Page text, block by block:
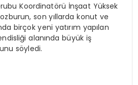
Koordinatörü İnşaat Yüksek
son yıllarda konut ve
birçok yeni yatırım yapılan
alanında büyük iş
söyledi.